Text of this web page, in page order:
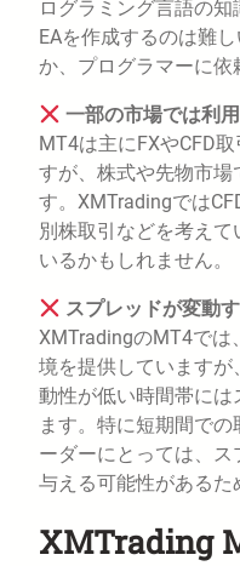
ログラミング言語の
EAを作成するのは難
か、プログラマーに依
一部の市場では利
MT4は主にFXやCFD
すが、株式や先物市場
す。XMTradingでは
別株取引などを考え
いるかもしれません。
スプレッドが変動
XMTradingのMT4では
境を提供しています
動性が低い時間帯には
ます。特に短期間で
ーダーにとっては、
与える可能性があるた
XMTrading